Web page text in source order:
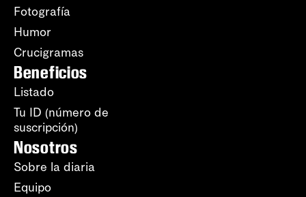
Fotografía
Humor
Crucigramas
Beneficios
Listado
Tu ID (número de
suscripción)
Nosotros
Sobre la diaria
Equipo